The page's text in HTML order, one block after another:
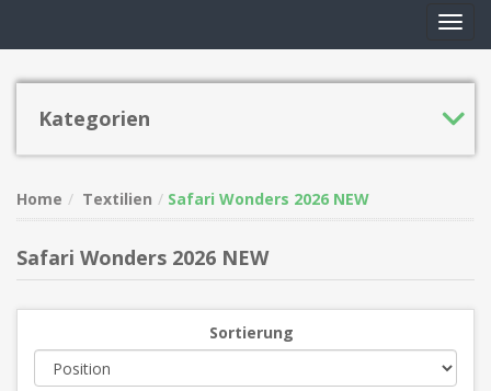
Kategorien
Home Textilien Safari Wonders 2026 NEW
Safari Wonders 2026 NEW
Sortierung